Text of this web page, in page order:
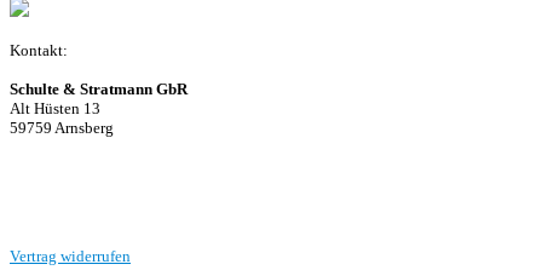
Kontakt:
Schulte & Stratmann GbR
Alt Hüsten 13
59759 Arnsberg
Vertrag widerrufen